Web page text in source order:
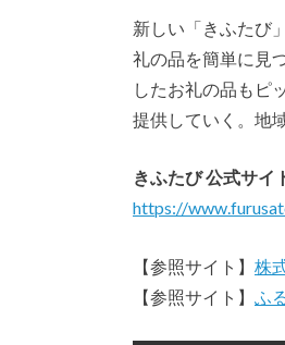
新しい「きふたび
礼の品を簡単に見
したお礼の品もピ
提供していく。地
きふたび 公式サイ
https://
【参照サイト】 株
【参照サイト】 ふ